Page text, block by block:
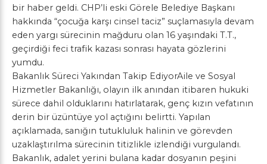
bir haber geldi. CHP’li eski Görele Belediye Başkanı
hakkında “çocuğa karşı cinsel taciz” suçlamasıyla devam
eden yargı sürecinin mağduru olan 16 yaşındaki T.T.,
geçirdiği feci trafik kazası sonrası hayata gözlerini
yumdu.
Bakanlık Süreci Yakından Takip EdiyorAile ve Sosyal
Hizmetler Bakanlığı, olayın ilk anından itibaren hukuki
sürece dahil olduklarını hatırlatarak, genç kızın vefatının
derin bir üzüntüye yol açtığını belirtti. Yapılan
açıklamada, sanığın tutukluluk halinin ve görevden
uzaklaştırılma sürecinin titizlikle izlendiği vurgulandı.
Bakanlık, adalet yerini bulana kadar dosyanın peşini